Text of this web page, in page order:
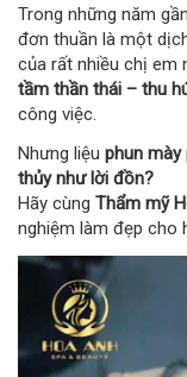
Trong những năm
đơn thuần là một
của rất nhiều chị em
tầm thần thái – thu
công việc.
Nhưng liệu phun
thủy như lời đồn?
Hãy cùng Thẩm mỹ
nghiệm làm đẹp cho